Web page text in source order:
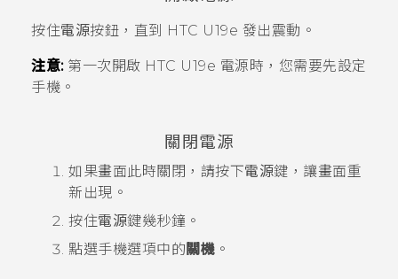
支援服務
登入
按住電源按鈕，直到 HTC U19e‍ 發出震動。
注意:第一次開啟 HTC U19e‍ 電源時，您需要先設定
手機。
關閉電源
如果畫面此時關閉，請按下電源鍵，讓畫面重
新出現。
按住電源鍵幾秒鐘。
點選手機選項中的 關機 。